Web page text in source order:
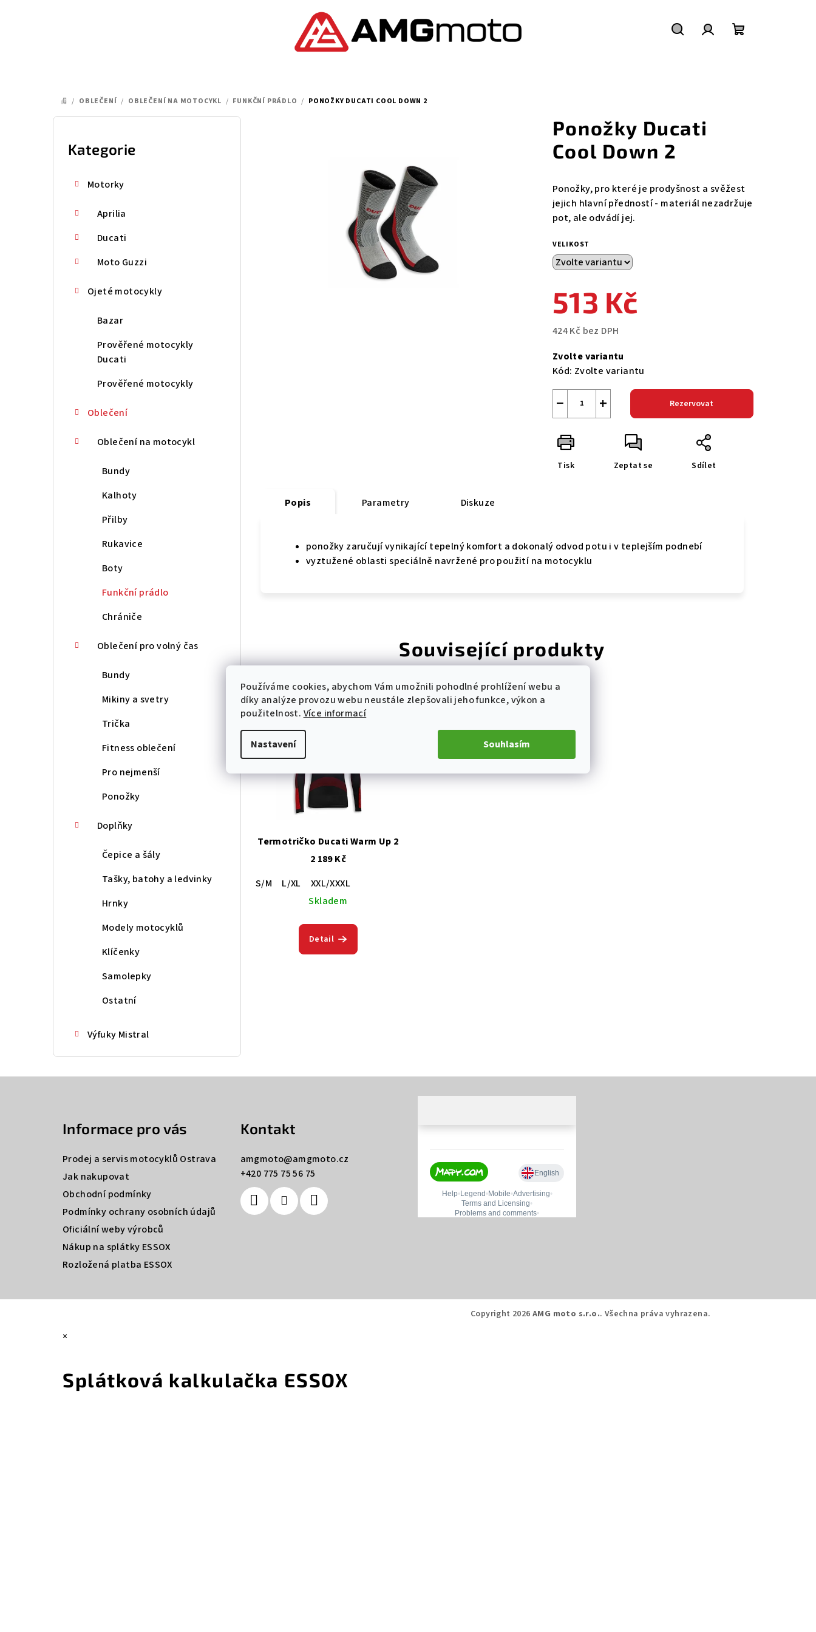
Používáme cookies, abychom Vám umožnili pohodlné prohlížení webu a
díky analýze provozu webu neustále zlepšovali jeho funkce, výkon a
použitelnost. Více informací
Nastavení Souhlasím
DOMŮ
/ OBLEČENÍ / OBLEČENÍ NA MOTOCYKL / FUNKČNÍ PRÁDLO / PONOŽKY DUCATI COOL DOWN 2
P
Přeskočit
kategorie
Kategorie
Motorky
Aprilia
Ducati
Moto Guzzi
Ojeté motocykly
Bazar
Prověřené motocykly
Ducati
Prověřené motocykly
Oblečení
Oblečení na motocykl
Bundy
Kalhoty
Přilby
Rukavice
Boty
Funkční prádlo
Chrániče
Oblečení pro volný čas
Bundy
Mikiny a svetry
Trička
Fitness oblečení
Pro nejmenší
Ponožky
Doplňky
Čepice a šály
Tašky, batohy a ledvinky
Hrnky
Modely motocyklů
Klíčenky
Samolepky
Ostatní
Výfuky Mistral
Ponožky Ducati
Cool Down 2
Ponožky, pro které je prodyšnost a svěžest
jejich hlavní předností - materiál nezadržuje
pot, ale odvádí jej.
VELIKOST
513 Kč
424 Kč bez DPH
cena:
Zvolte variantu
Kód: Zvolte variantu
+
− Rezervovat
Tisk Zeptat se Sdílet
Popis Parametry Diskuze
ponožky zaručují vynikající tepelný komfort a dokonalý odvod potu i v teplejším podnebí
vyztužené oblasti speciálně navržené pro použití na motocyklu
Související produkty
Termotričko Ducati Warm Up 2
2 189 Kč
S/M
L/XL
XXL/XXXL
Skladem
Detail
Informace pro vás
Prodej a servis motocyklů Ostrava
Jak nakupovat
Obchodní podmínky
Podmínky ochrany osobních údajů
Oficiální weby výrobců
Nákup na splátky ESSOX
Rozložená platba ESSOX
Kontakt
amgmoto@amgmoto.cz
+420 775 75 56 75
Copyright 2026 AMG moto s.r.o.. Všechna práva vyhrazena.
×
Splátková kalkulačka ESSOX